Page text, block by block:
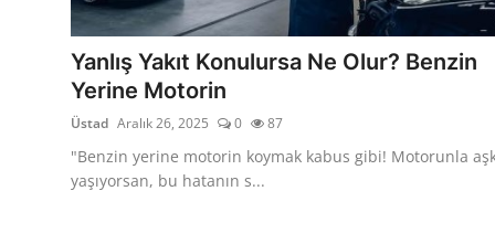
Oto Bilgi
Yanlış Yakıt Konulursa Ne Olur? Benzin
Yerine Motorin
Üstad Aralık 26, 2025 0 87
"Benzin yerine motorin koymak kabus gibi! Motorunla
yaşıyorsan, bu hatanın s...